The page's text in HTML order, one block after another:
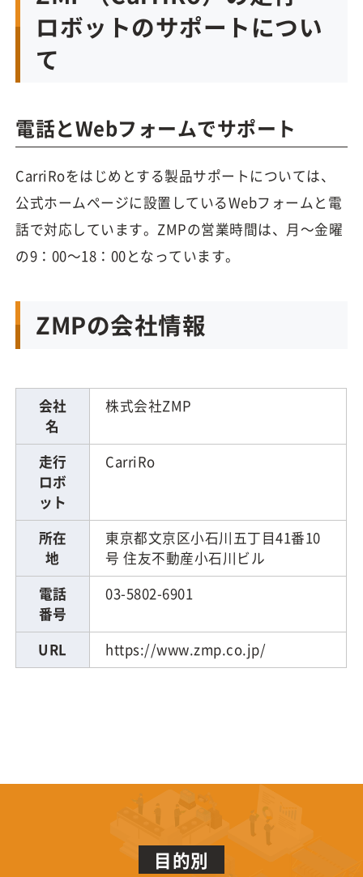
ロボットのサポートについ
て
電話とWebフォームでサポート
CarriRoをはじめとする製品サポートについては、
公式ホームページに設置しているWebフォームと電
話で対応しています。ZMPの営業時間は、月～金曜
の9：00～18：00となっています。
ZMPの会社情報
会社
名
株式会社ZMP
走行
ロボ
ット
CarriRo
所在
地
東京都文京区小石川五丁目41番10
号 住友不動産小石川ビル
電話
番号
03-5802-6901
URL https://www.zmp.co.jp/
目的別